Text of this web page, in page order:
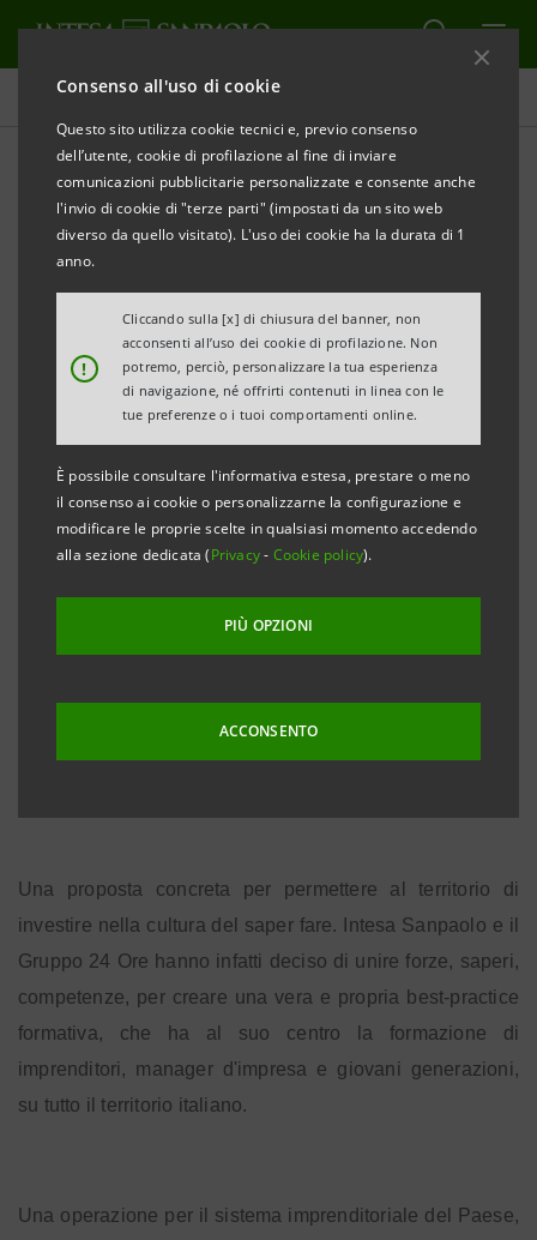
Consenso all'uso di cookie
Questo sito utilizza cookie tecnici e, previo consenso
dell’utente, cookie di profilazione al fine di inviare
comunicazioni pubblicitarie personalizzate e consente anche
l'invio di cookie di "terze parti" (impostati da un sito web
diverso da quello visitato). L'uso dei cookie ha la durata di 1
anno.
!
Cliccando sulla [x] di chiusura del banner, non
acconsenti all’uso dei cookie di profilazione. Non
potremo, perciò, personalizzare la tua esperienza
di navigazione, né offrirti contenuti in linea con le
tue preferenze o i tuoi comportamenti online.
È possibile consultare l'informativa estesa, prestare o meno
il consenso ai cookie o personalizzarne la configurazione e
modificare le proprie scelte in qualsiasi momento accedendo
alla sezione dedicata (Privacy- Cookie policy).
PIÙ OPZIONI
ACCONSENTO
Comunicati stampa
STAMPA
AGGIORNA
Intesa Sanpaolo e Gruppo 24 ORE insiemeper la
formazione e la trasformazionedelle imprese italiane
Al via una operazione culturale al servizio del
Sistema Paese: formare le competenze delle PMI,
investendo negli asset del Made in Italy
Milano, 21 giugno 2016– Un’offerta formativa pensata
per sviluppare le competenze e la trasformazione dei
modelli di business del tessuto imprenditoriale del nostro
Paese: è questo il cuore dell'accordo tra Intesa Sanpaolo
annunciato oggi a Milano nel corso della Tavola Rotonda
“Innovazione e formazione: le leve per la crescita delle
Una proposta concreta per permettere al territorio di
investire nella cultura del saper fare. Intesa Sanpaolo e il
Gruppo 24 Ore hanno infatti deciso di unire forze, saperi,
competenze, per creare una vera e propria best-practice
formativa, che ha al suo centro la formazione di
imprenditori, manager d'impresa e giovani generazioni,
su tutto il territorio italiano.
Una operazione per il sistema imprenditoriale del Paese,